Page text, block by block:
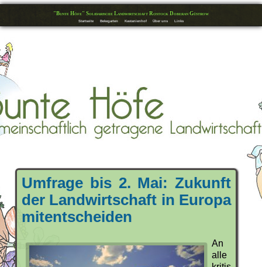
"Bunte Höfe" Solidarische Landwirtschaft Rostock Doberan Güstrow
Startseite Bekegarten Kastanienhof Über uns Links
Umfrage bis 2. Mai: Zukunft
der Landwirtschaft in Europa
mitentscheiden
An
alle